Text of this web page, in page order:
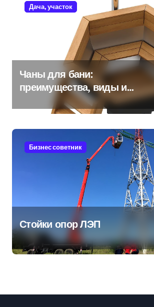
Дача, участок
Чаны для бани:
преимущества, виды и
особенности использования
Бизнес советник
Стойки опор ЛЭП